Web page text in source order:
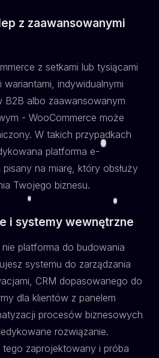
z zaawansowanymi
z setkami lub tysiącami
wariantami, indywidualnymi
B2B albo zaawansowanym
- WooCommerce może
W takich przypadkach
platforma e-
na miarę, który obsłuży
Twojego biznesu.
i systemy wewnętrzne
platforma do budowania
systemu do zarządzania
CRM dopasowanego do
dla klientów z panelem
procesów biznesowych
rozwiązanie.
tego zaprojektowany i próba